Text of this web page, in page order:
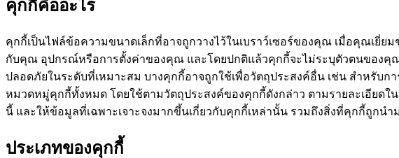
คุกกี้คืออะไร
คุกกี้เป็นไฟล์ข้อความขนาดเล็กที่อาจถูกวางไว้ในเบราว์เซอร์ของคุณ เมื่อคุณเยี่
กับคุณ อุปกรณ์หรือการตั้งค่าของคุณ และโดยปกติแล้วคุกกี้จะไม่ระบุตัวตนของคุณ
ปลอดภัยในระดับที่เหมาะสม บางคุกกี้อาจถูกใช้เพื่อวัตถุประสงค์อื่น เช่น สำหรับ
หมวดหมู่คุกกี้ทั้งหมด โดยใช้ตามวัตถุประสงค์ของคุกกี้ดังกล่าว ตามรายละเอียดใ
นี้ และให้ข้อมูลที่เฉพาะเจาะจงมากขึ้นเกี่ยวกับคุกกี้เหล่านั้น รวมถึงสิ่งที่คุกกี้ถูกน
ประเภทของคุกกี้